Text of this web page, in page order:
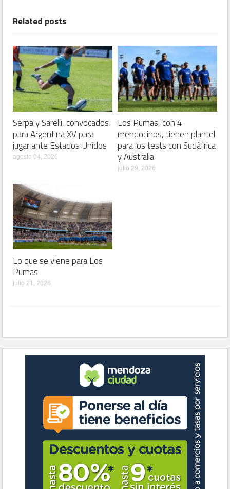
Related posts
Serpa y Sarelli, convocados
para Argentina XV para
jugar ante Estados Unidos
agosto 04, 2026
Los Pumas, con 4
mendocinos, tienen plantel
para los tests con Sudáfrica
y Australia
julio 29, 2026
Lo que se viene para Los
Pumas
julio 21, 2026